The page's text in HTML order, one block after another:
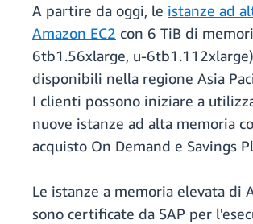
A partire da oggi, le istanze ad
Amazon EC2 con 6 TiB di
6tb1.56xlarge, u-
disponibili nella regione Asia
I clienti possono iniziare a
nuove istanze ad alta memoria
acquisto On Demand e Savings
Le istanze a memoria elevata di
sono certificate da SAP per